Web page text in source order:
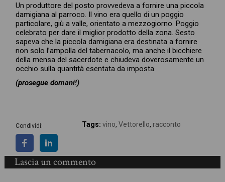
Un produttore del posto provvedeva a fornire una piccola
damigiana al parroco. Il vino era quello di un poggio
particolare, giù a valle, orientato a mezzogiorno. Poggio
celebrato per dare il miglior prodotto della zona. Sesto
sapeva che la piccola damigiana era destinata a fornire
non solo l’ampolla del tabernacolo, ma anche il bicchiere
della mensa del sacerdote e chiudeva doverosamente un
occhio sulla quantità esentata da imposta.
(prosegue domani!)
Condividi: Tags: vino, Vettorello, racconto
Lascia un commento